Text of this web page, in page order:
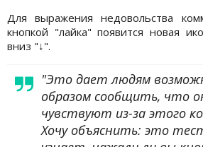
Для выражения недовольства
кнопкой "лайка" появится новая
вниз "↓".
"Это дает людям
образом сообщить, что
чувствуют из-за этого
Хочу объяснить: это